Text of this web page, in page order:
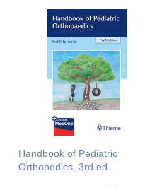
Handbook of Pediatric
Orthopedics, 3rd ed.